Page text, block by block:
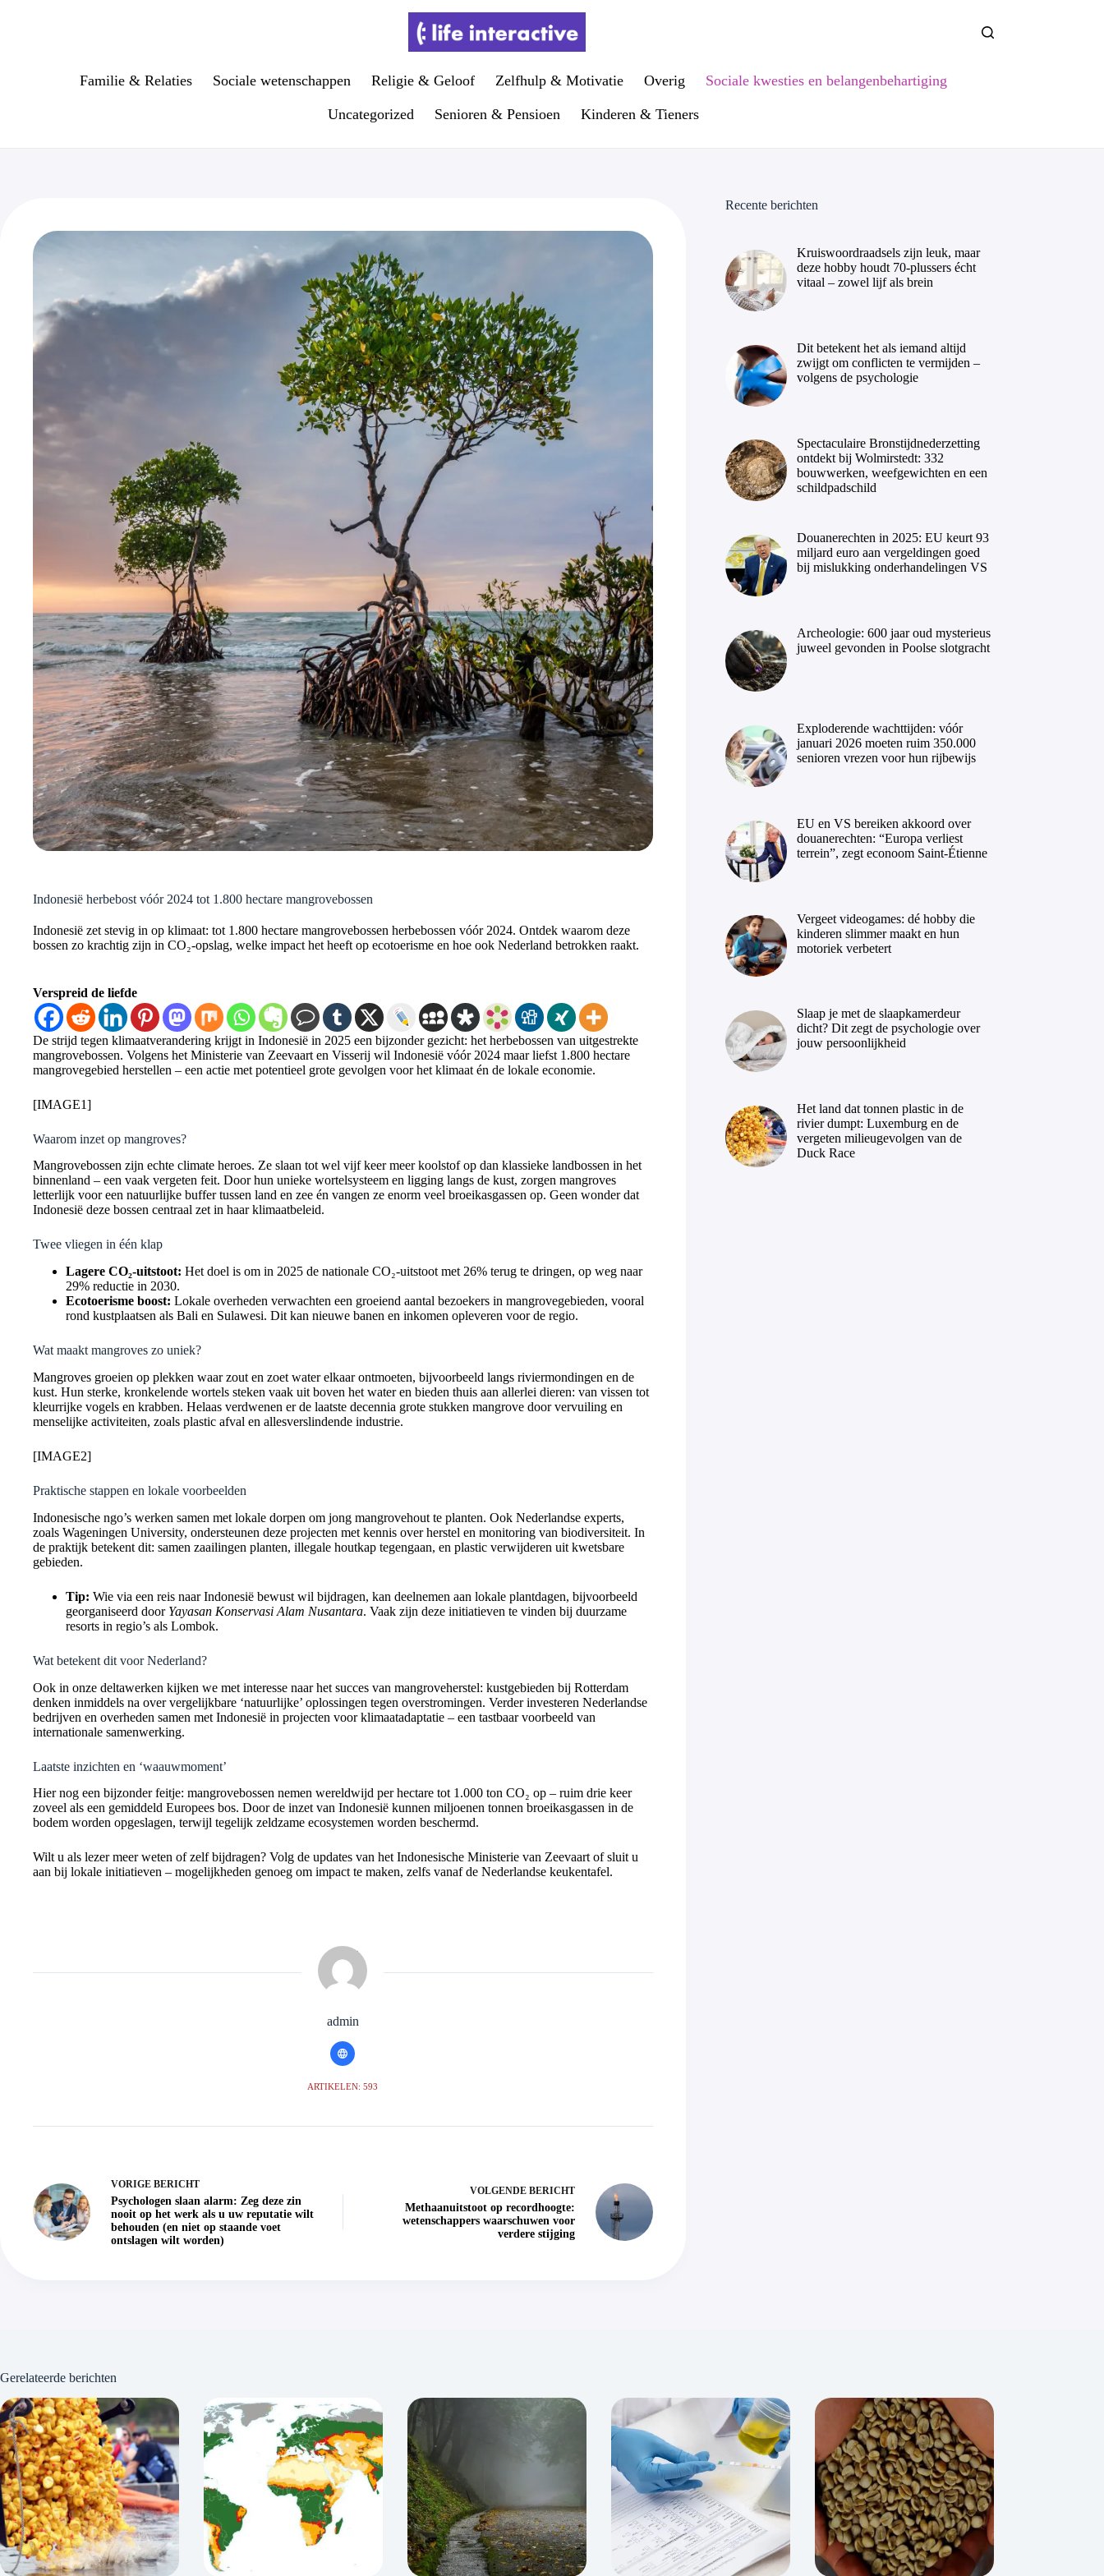
Familie & Relaties Sociale wetenschappen Religie & Geloof Zelfhulp & Motivatie Overig Sociale kwesties en belangenbehartiging
Uncategorized Senioren & Pensioen Kinderen & Tieners
Indonesië herbebost vóór 2024 tot 1.800 hectare mangrovebossen
Indonesië zet stevig in op klimaat: tot 1.800 hectare mangrovebossen herbebossen vóór 2024. Ontdek waarom deze
bossen zo krachtig zijn in CO₂-opslag, welke impact het heeft op ecotoerisme en hoe ook Nederland betrokken raakt.
Verspreid de liefde
De strijd tegen klimaatverandering krijgt in Indonesië in 2025 een bijzonder gezicht: het herbebossen van uitgestrekte
mangrovebossen. Volgens het Ministerie van Zeevaart en Visserij wil Indonesië vóór 2024 maar liefst 1.800 hectare
mangrovegebied herstellen – een actie met potentieel grote gevolgen voor het klimaat én de lokale economie.
[IMAGE1]
Waarom inzet op mangroves?
Mangrovebossen zijn echte climate heroes. Ze slaan tot wel vijf keer meer koolstof op dan klassieke landbossen in het
binnenland – een vaak vergeten feit. Door hun unieke wortelsysteem en ligging langs de kust, zorgen mangroves
letterlijk voor een natuurlijke buffer tussen land en zee én vangen ze enorm veel broeikasgassen op. Geen wonder dat
Indonesië deze bossen centraal zet in haar klimaatbeleid.
Twee vliegen in één klap
Lagere CO₂-uitstoot: Het doel is om in 2025 de nationale CO₂-uitstoot met 26% terug te dringen, op weg naar
29% reductie in 2030.
Ecotoerisme boost: Lokale overheden verwachten een groeiend aantal bezoekers in mangrovegebieden, vooral
rond kustplaatsen als Bali en Sulawesi. Dit kan nieuwe banen en inkomen opleveren voor de regio.
Wat maakt mangroves zo uniek?
Mangroves groeien op plekken waar zout en zoet water elkaar ontmoeten, bijvoorbeeld langs riviermondingen en de
kust. Hun sterke, kronkelende wortels steken vaak uit boven het water en bieden thuis aan allerlei dieren: van vissen tot
kleurrijke vogels en krabben. Helaas verdwenen er de laatste decennia grote stukken mangrove door vervuiling en
menselijke activiteiten, zoals plastic afval en allesverslindende industrie.
[IMAGE2]
Praktische stappen en lokale voorbeelden
Indonesische ngo’s werken samen met lokale dorpen om jong mangrovehout te planten. Ook Nederlandse experts,
zoals Wageningen University, ondersteunen deze projecten met kennis over herstel en monitoring van biodiversiteit. In
de praktijk betekent dit: samen zaailingen planten, illegale houtkap tegengaan, en plastic verwijderen uit kwetsbare
gebieden.
Tip: Wie via een reis naar Indonesië bewust wil bijdragen, kan deelnemen aan lokale plantdagen, bijvoorbeeld
georganiseerd door Yayasan Konservasi Alam Nusantara. Vaak zijn deze initiatieven te vinden bij duurzame
resorts in regio’s als Lombok.
Wat betekent dit voor Nederland?
Ook in onze deltawerken kijken we met interesse naar het succes van mangroveherstel: kustgebieden bij Rotterdam
denken inmiddels na over vergelijkbare ‘natuurlijke’ oplossingen tegen overstromingen. Verder investeren Nederlandse
bedrijven en overheden samen met Indonesië in projecten voor klimaatadaptatie – een tastbaar voorbeeld van
internationale samenwerking.
Laatste inzichten en ‘waauwmoment’
Hier nog een bijzonder feitje: mangrovebossen nemen wereldwijd per hectare tot 1.000 ton CO₂ op – ruim drie keer
zoveel als een gemiddeld Europees bos. Door de inzet van Indonesië kunnen miljoenen tonnen broeikasgassen in de
bodem worden opgeslagen, terwijl tegelijk zeldzame ecosystemen worden beschermd.
Wilt u als lezer meer weten of zelf bijdragen? Volg de updates van het Indonesische Ministerie van Zeevaart of sluit u
aan bij lokale initiatieven – mogelijkheden genoeg om impact te maken, zelfs vanaf de Nederlandse keukentafel.
admin
ARTIKELEN: 593
VORIGE BERICHT
Psychologen slaan alarm: Zeg deze zin
nooit op het werk als u uw reputatie wilt
behouden (en niet op staande voet
ontslagen wilt worden)
VOLGENDE BERICHT
Methaanuitstoot op recordhoogte:
wetenschappers waarschuwen voor
verdere stijging
Recente berichten
Kruiswoordraadsels zijn leuk, maar
deze hobby houdt 70-plussers écht
vitaal – zowel lijf als brein
Dit betekent het als iemand altijd
zwijgt om conflicten te vermijden –
volgens de psychologie
Spectaculaire Bronstijdnederzetting
ontdekt bij Wolmirstedt: 332
bouwwerken, weefgewichten en een
schildpadschild
Douanerechten in 2025: EU keurt 93
miljard euro aan vergeldingen goed
bij mislukking onderhandelingen VS
Archeologie: 600 jaar oud mysterieus
juweel gevonden in Poolse slotgracht
Exploderende wachttijden: vóór
januari 2026 moeten ruim 350.000
senioren vrezen voor hun rijbewijs
EU en VS bereiken akkoord over
douanerechten: “Europa verliest
terrein”, zegt econoom Saint-Étienne
Vergeet videogames: dé hobby die
kinderen slimmer maakt en hun
motoriek verbetert
Slaap je met de slaapkamerdeur
dicht? Dit zegt de psychologie over
jouw persoonlijkheid
Het land dat tonnen plastic in de
rivier dumpt: Luxemburg en de
vergeten milieugevolgen van de
Duck Race
Gerelateerde berichten